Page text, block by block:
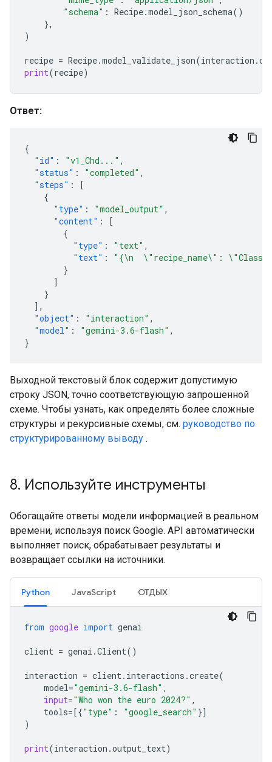
"schema" : Recipe.model_json_schema()
},
)
recipe = Recipe.model_validate_json(interaction .
print(recipe)
Ответ:
{
"id" : "v1_Chd..." ,
"status" : "completed" ,
"steps" :
[
{
"type" : "model_output" ,
"content" :
[
{
"type" : "text" ,
"text" :
"{\n  \"recipe_name\":
}
]
}
],
"object" : "interaction" ,
"model" : "gemini-3.6-flash" ,
}
Выходной текстовый блок содержит допустимую
строку JSON, точно соответствующую запрошенной
схеме. Чтобы узнать, как определять более сложные
структуры и рекурсивные схемы, см. руководство по
структурированному выводу .
8. Используйте инструменты
Обогащайте ответы модели информацией в реальном
времени, используя поиск Google. API автоматически
выполняет поиск, обрабатывает результаты и
возвращает ссылки на источники.
Python JavaScript ОТДЫХ
from google import genai
client = genai .Client()
interaction = client. interactions .create(
model="gemini-3.6-flash" ,
input="Who won the euro 2024?" ,
tools=[{"type" : "google_search" }]
)
print(interaction .output_text)